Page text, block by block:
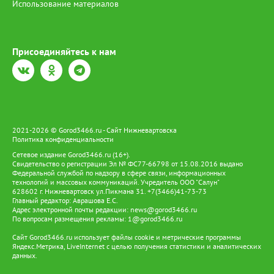
Использование материалов
Присоединяйтесь к нам
2021-2026 © Gorod3466.ru - Сайт Нижневартовска
Политика конфиденциальности
Сетевое издание Gorod3466.ru (16+).
Свидетельство о регистрации Эл № ФС77-66798 от 15.08.2016 выдано
Федеральной службой по надзору в сфере связи, информационных
технологий и массовых коммуникаций. Учредитель ООО "Салун"
628602 г. Нижневартовск ул.Пикмана 31. +7(3466)41-73-73
Главный редактор: Аврашова Е.С.
Адрес электронной почты редакции: news@gorod3466.ru
По вопросам размещения рекламы: 1@gorod3466.ru
Сайт Gorod3466.ru использует файлы cookie и метрические программы
Яндекс.Метрика, LiveInternet с целью получения статистики и аналитических
данных.